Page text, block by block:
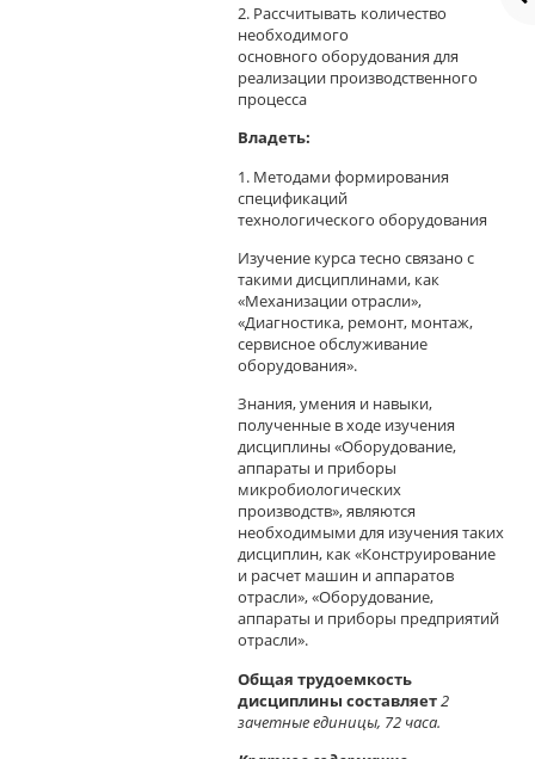
2. Рассчитывать количество
необходимого
основного оборудования для
реализации производственного
процесса
Владеть:
1. Методами формирования
спецификаций
технологического оборудования
Изучение курса тесно связано с
такими дисциплинами, как
«Механизации отрасли»,
«Диагностика, ремонт, монтаж,
сервисное обслуживание
оборудования».
Знания, умения и навыки,
полученные в ходе изучения
дисциплины «Оборудование,
аппараты и приборы
микробиологических
производств», являются
необходимыми для изучения таких
дисциплин, как «Конструирование
и расчет машин и аппаратов
отрасли», «Оборудование,
аппараты и приборы предприятий
отрасли».
Общая трудоемкость
дисциплины составляет2
зачетные единицы, 72 часа.